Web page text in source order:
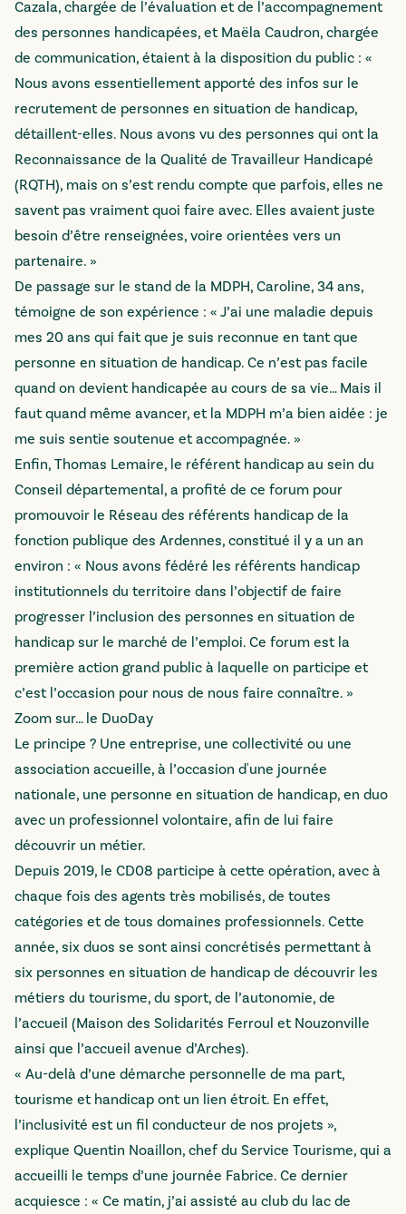
Cazala, chargée de l’évaluation et de l’accompagnement
des personnes handicapées, et Maëla Caudron, chargée
de communication, étaient à la disposition du public : «
Nous avons essentiellement apporté des infos sur le
recrutement de personnes en situation de handicap,
détaillent-elles. Nous avons vu des personnes qui ont la
Reconnaissance de la Qualité de Travailleur Handicapé
(RQTH), mais on s’est rendu compte que parfois, elles ne
savent pas vraiment quoi faire avec. Elles avaient juste
besoin d’être renseignées, voire orientées vers un
partenaire. »
De passage sur le stand de la MDPH, Caroline, 34 ans,
témoigne de son expérience : « J’ai une maladie depuis
mes 20 ans qui fait que je suis reconnue en tant que
personne en situation de handicap. Ce n’est pas facile
quand on devient handicapée au cours de sa vie… Mais il
faut quand même avancer, et la MDPH m’a bien aidée : je
me suis sentie soutenue et accompagnée. »
Enfin, Thomas Lemaire, le référent handicap au sein du
Conseil départemental, a profité de ce forum pour
promouvoir le Réseau des référents handicap de la
fonction publique des Ardennes, constitué il y a un an
environ : « Nous avons fédéré les référents handicap
institutionnels du territoire dans l’objectif de faire
progresser l’inclusion des personnes en situation de
handicap sur le marché de l’emploi. Ce forum est la
première action grand public à laquelle on participe et
c’est l’occasion pour nous de nous faire connaître. »
Zoom sur… le DuoDay
Le principe ? Une entreprise, une collectivité ou une
association accueille, à l’occasion d'une journée
nationale, une personne en situation de handicap, en duo
avec un professionnel volontaire, afin de lui faire
découvrir un métier.
Depuis 2019, le CD08 participe à cette opération, avec à
chaque fois des agents très mobilisés, de toutes
catégories et de tous domaines professionnels. Cette
année, six duos se sont ainsi concrétisés permettant à
six personnes en situation de handicap de découvrir les
métiers du tourisme, du sport, de l’autonomie, de
l’accueil (Maison des Solidarités Ferroul et Nouzonville
ainsi que l’accueil avenue d’Arches).
« Au-delà d’une démarche personnelle de ma part,
tourisme et handicap ont un lien étroit. En effet,
l’inclusivité est un fil conducteur de nos projets »,
explique Quentin Noaillon, chef du Service Tourisme, qui a
accueilli le temps d’une journée Fabrice. Ce dernier
acquiesce : « Ce matin, j’ai assisté au club du lac de